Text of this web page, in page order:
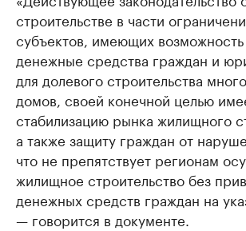
строительстве в части
субъектов, имеющих возможность
денежные средства граждан и
для долевого строительства
домов, своей конечной целью
стабилизацию рынка жилищного
а также защиту граждан от
что не препятствует регионам
жилищное строительство без
денежных средств граждан на
— говорится в документе.